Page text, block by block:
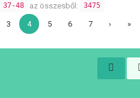
37-48 az összesből: 3475
3 4 5 6 7 › »